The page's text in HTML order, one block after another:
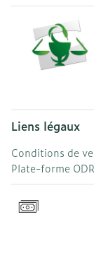
Liens légaux
Conditions de
Plate-forme ODR